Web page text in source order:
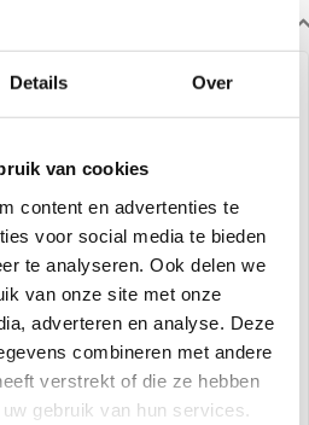
Details Over
van cookies
content en advertenties te
voor social media te bieden
te analyseren. Ook delen we
van onze site met onze
adverteren en analyse. Deze
combineren met andere
verstrekt of die ze hebben
gebruik van hun services.
Glaskunst & Brons
Prachtig bronzen beeld met
daarin een gekleurd